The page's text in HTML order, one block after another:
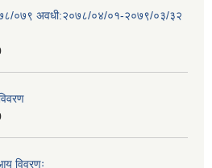
०७९ अवधी:२०७८/०४/०१-२०७९/०३/३२
विवरणः